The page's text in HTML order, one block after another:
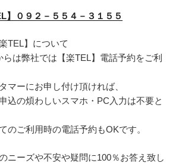
】０９２－５５４－３１５５
TEL】について
らは弊社では【楽TEL】電話予約をご利
マーにお申し付け頂ければ、
込の煩わしいスマホ・PC入力は不要と
のご利用時の電話予約もOKです。
ニーズや不安や疑問に100％お答え致し